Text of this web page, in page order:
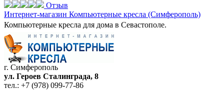
Отзыв
Интернет-магазин Компьютерные кресла (Симферополь)
Компьютерные кресла для дома в Севастополе.
г. Симферополь
ул. Героев Сталинграда, 8
тел.: +7 (978) 099-77-86